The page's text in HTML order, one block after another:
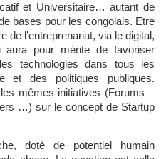
et Universitaire… autant de
bases pour les congolais. Etre
de l’entreprenariat, via le digital,
aura pour mérite de favoriser
technologies dans tous les
et des politiques publiques.
mêmes initiatives (Forums –
…) sur le concept de Startup
doté de potentiel humain